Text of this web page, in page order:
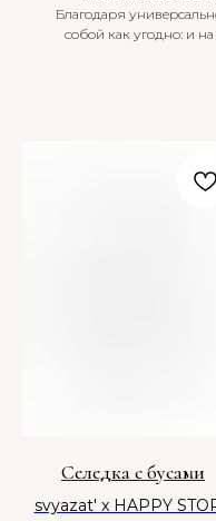
Благодаря
собой как угодно: и
Селедка с бусами
svyazat' x HAPPY